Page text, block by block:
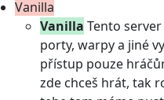
Vanilla
Vanilla Tento
porty, warpy a jiné
přístup pouze
zde chceš hrát, tak